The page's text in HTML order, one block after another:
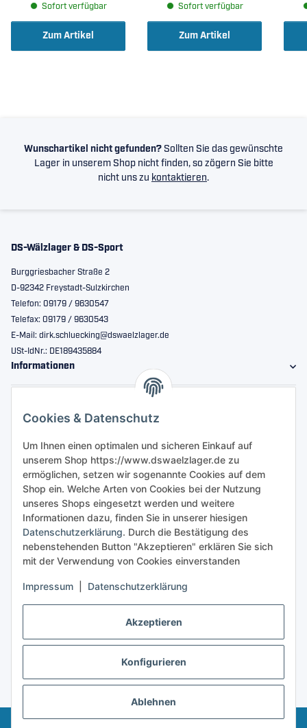
Akzeptieren
Konfigurieren
Ablehnen
Cookies & Datenschutz
Um Ihnen einen optimalen und sicheren Einkauf auf
unserem Shop https://www.dswaelzlager.de zu
ermöglichen, setzen wir sogenannte Cookies auf dem
Shop ein. Welche Arten von Cookies bei der Nutzung
unseres Shops eingesetzt werden und weitere
Informationen dazu, finden Sie in unserer hiesigen
Datenschutzerklärung. Durch die Bestätigung des
nebenstehenden Button "Akzeptieren" erklären Sie sich
mit der Verwendung von Cookies einverstanden
Impressum Datenschutzerklärung
Sofort verfügbar
Zum Artikel
Sofort verfügbar
Zum Artikel
Wunschartikel nicht gefunden? Sollten Sie das gewünschte
Lager in unserem Shop nicht finden, so zögern Sie bitte
nicht uns zu kontaktieren.
DS-Wälzlager & DS-Sport
Burggriesbacher Straße 2
D-92342 Freystadt-Sulzkirchen
Telefon: 09179 / 9630547
Telefax: 09179 / 9630543
E-Mail: dirk.schluecking@dswaelzlager.de
USt-IdNr.: DE189435884
Informationen
Sicher bestellen
Vertrag widerrufen
* Alle Preise inkl. gesetzlicher USt., zzgl.Versand